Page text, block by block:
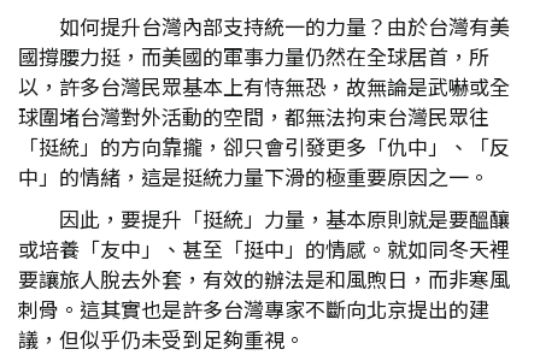
如何提升台灣內部支持統一的力量？由於台灣有美
國撐腰力挺，而美國的軍事力量仍然在全球居首，所
以，許多台灣民眾基本上有恃無恐，故無論是武嚇或全
球圍堵台灣對外活動的空間，都無法拘束台灣民眾往
「挺統」的方向靠攏，卻只會引發更多「仇中」、「反
中」的情緒，這是挺統力量下滑的極重要原因之一。
因此，要提升「挺統」力量，基本原則就是要醞釀
或培養「友中」、甚至「挺中」的情感。就如同冬天裡
要讓旅人脫去外套，有效的辦法是和風煦日，而非寒風
刺骨。這其實也是許多台灣專家不斷向北京提出的建
議，但似乎仍未受到足夠重視。